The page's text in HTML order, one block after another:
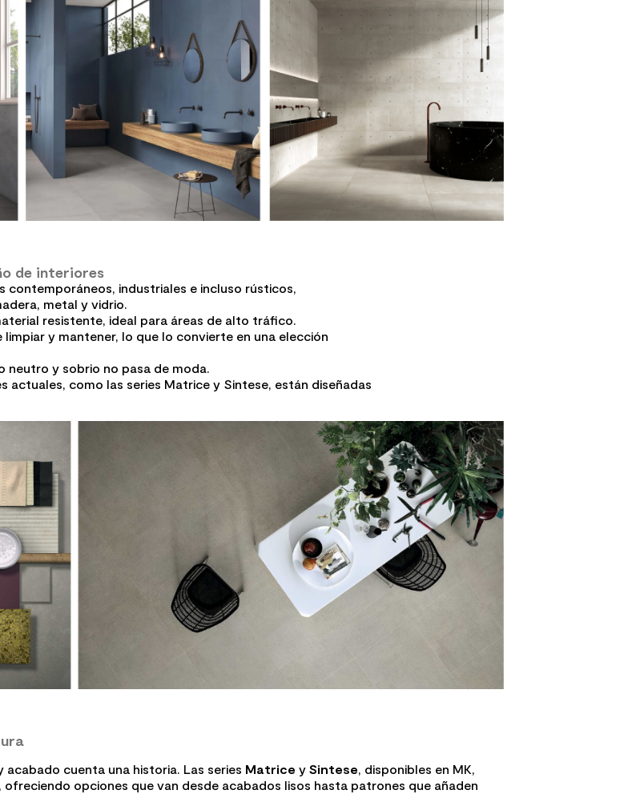
de interiores
contemporáneos, industriales e incluso rústicos,
metal y vidrio.
resistente, ideal para áreas de alto tráfico.
limpiar y mantener, lo que lo convierte en una elección
neutro y sobrio no pasa de moda.
actuales, como las series Matrice y Sintese, están diseñadas
cuenta una historia. Las series Matrice y Sintese, disponibles en MK,
opciones que van desde acabados lisos hasta patrones que añaden